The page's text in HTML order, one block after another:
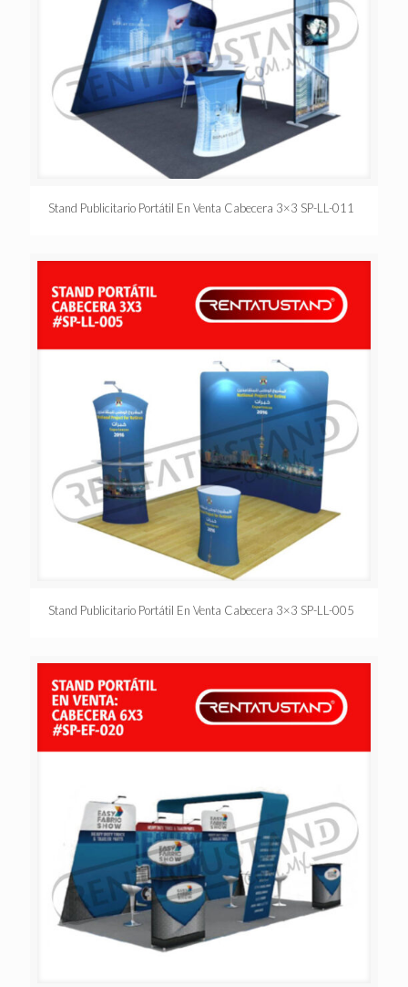
Stand Publicitario Portátil En Venta Cabecera 3×3 SP-LL-011
Stand Publicitario Portátil En Venta Cabecera 3×3 SP-LL-005